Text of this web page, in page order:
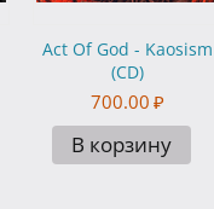
Act Of God - Kaosism
(CD)
700.00 ₽
В корзину